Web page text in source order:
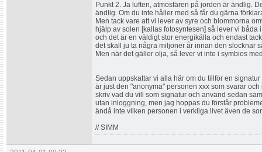
Punkt 2. Ja luften, atmosfären på jorden är ändlig.
ändlig. Om du inte håller med så får du gärna
Men tack vare att vi lever av syre och blommorna
hjälp av solen [kallas fotosyntesen] så lever vi båda
och det är en väldigt stor energikälla och endast
det skall ju ta några miljoner år innan den slocknar
Men när det gäller olja, så lever vi inte i symbios
Sedan uppskattar vi alla här om du tillför en
är just den "anonyma" personen xxx som svarar
skriv vad du vill som signatur och använd sedan
utan inloggning, men jag hoppas du förstår
ändå inte vilken personen i verkliga livet även de
// SIMM